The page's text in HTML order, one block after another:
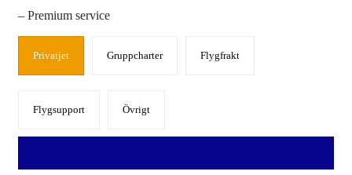
– Premium service
Privatjet Gruppcharter Flygfrakt
Flygsupport Övrigt